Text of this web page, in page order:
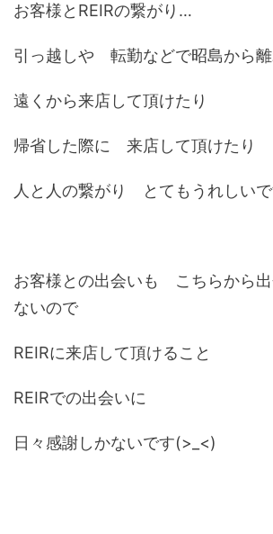
お客様とREIRの繋がり…
引っ越しや 転勤などで昭島から離
遠くから来店して頂けたり
帰省した際に 来店して頂けたり
人と人の繋がり とてもうれしいで
お客様との出会いも こちらから
ないので
REIRに来店して頂けること
REIRでの出会いに
日々感謝しかないです(>_<)